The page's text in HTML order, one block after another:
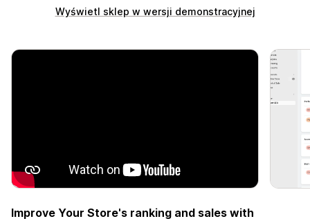
Wyświetl sklep w wersji demonstracyjnej
Improve Your Store's ranking and sales with